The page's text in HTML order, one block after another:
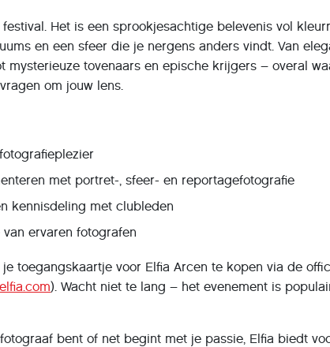
Het is een sprookjesachtige belevenis vol
en een sfeer die je nergens anders vindt. Van
mysterieuze tovenaars en epische krijgers – overal
om jouw lens.
met portret-, sfeer- en reportagefotografie
kennisdeling met clubleden
ervaren fotografen
toegangskaartje voor Elfia Arcen te kopen via de
). Wacht niet te lang – het evenement is
bent of net begint met je passie, Elfia biedt